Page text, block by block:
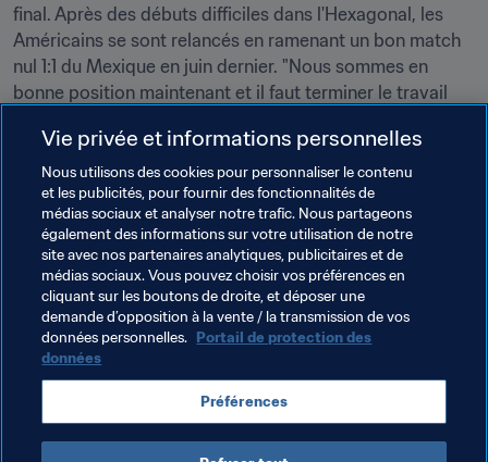
final. Après des débuts difficiles dans l'Hexagonal, les
Américains se sont relancés en ramenant un bon match
nul 1:1 du Mexique en juin dernier. "Nous sommes en
bonne position maintenant et il faut terminer le travail
rêve et réalité. "Tout cela ressemble à un rêve pour moi,
et pourtant je suis de tempérament très réaliste. C'est
juste que je ne m'attendais vraiment pas à ce que tout
cela arrive. Quand je repense au parcours qui m'a
conduit où je suis aujourd'hui, je me rends compte que
tout s'est fait très rapidement. Ça a été magnifique et je
suis reconnaissant pour tout ce que j'ai vécu."
Thèmes en lien
USA Concacaf
Vie privée et informations personnelles
Nous utilisons des cookies pour personnaliser le contenu
et les publicités, pour fournir des fonctionnalités de
médias sociaux et analyser notre trafic. Nous partageons
également des informations sur votre utilisation de notre
site avec nos partenaires analytiques, publicitaires et de
médias sociaux. Vous pouvez choisir vos préférences en
cliquant sur les boutons de droite, et déposer une
demande d’opposition à la vente / la transmission de vos
données personnelles. Portail de protection des
données
Préférences